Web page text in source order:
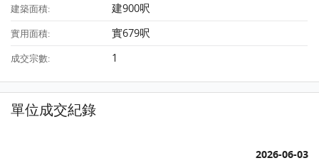
建築面積: 建900呎
實用面積: 實679呎
成交宗數: 1
單位成交紀錄
2026-06-03